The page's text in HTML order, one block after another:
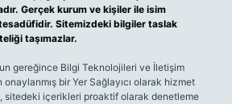
Gerçek kurum ve kişiler ile isim
Sitemizdeki bilgiler taslak
taşımazlar.
gereğince Bilgi Teknolojileri ve İletişim
onaylanmış bir Yer Sağlayıcı olarak hizmet
sitedeki içerikleri proaktif olarak denetleme